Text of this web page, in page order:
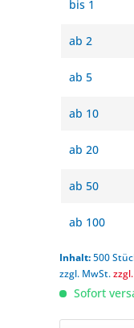
bis 1
ab2
ab5
ab 10
ab20
ab50
ab 100
Inhalt:500
zzgl. MwSt.
Sofort